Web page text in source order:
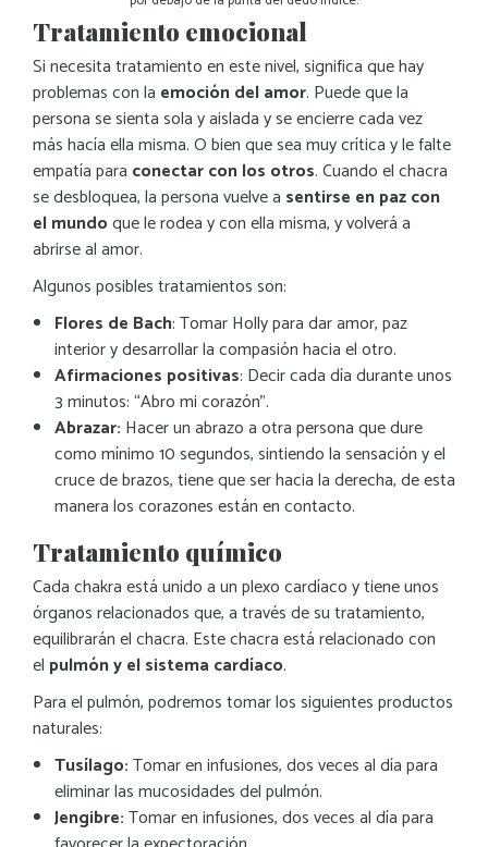
Tratamiento emocional
Si necesita tratamiento en este nivel, significa que hay
problemas con la emoción del amor. Puede que la
persona se sienta sola y aislada y se encierre cada vez
más hacía ella misma. O bien que sea muy crítica y le falte
empatía para conectar con los otros. Cuando el chacra
se desbloquea, la persona vuelve a sentirse en paz con
el mundoque le rodea y con ella misma, y volverá a
abrirse al amor.
Algunos posibles tratamientos son:
Flores de Bach: Tomar Holly para dar amor, paz
interior y desarrollar la compasión hacia el otro.
Afirmaciones positivas: Decir cada día durante unos
3 minutos: “Abro mi corazón”.
Abrazar: Hacer un abrazo a otra persona que dure
como mínimo 10 segundos, sintiendo la sensación y el
cruce de brazos, tiene que ser hacia la derecha, de esta
manera los corazones están en contacto.
Tratamiento químico
Cada chakra está unido a un plexo cardíacoy tiene unos
órganos relacionados que, a través de su tratamiento,
equilibrarán el chacra. Este chacra está relacionado con
el pulmón y el sistema cardíaco.
Para el pulmón, podremos tomar los siguientes productos
naturales:
Tusílago:Tomar en infusiones, dos veces al día para
eliminar las mucosidades del pulmón.
Jengibre:Tomar en infusiones, dos veces al díapara